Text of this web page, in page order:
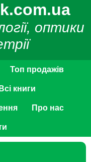
оптики
Топ продажів
Всі книги
Про нас